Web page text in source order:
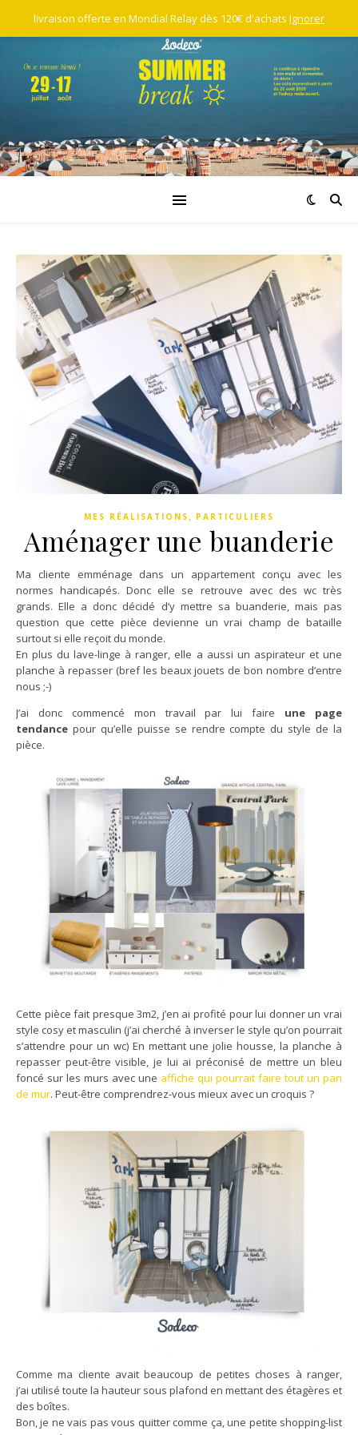
MES RÉALISATIONS , PARTICULIERS
Aménager une buanderie
Ma cliente emménage dans un appartement conçu avec les
normes handicapés. Donc elle se retrouve avec des wc très
grands. Elle a donc décidé d’y mettre sa buanderie, mais pas
question que cette pièce devienne un vrai champ de bataille
surtout si elle reçoit du monde.
En plus du lave-linge à ranger, elle a aussi un aspirateur et une
planche à repasser (bref les beaux jouets de bon nombre d’entre
nous ;-)
J’ai donc commencé mon travail par lui faire une page
tendance pour qu’elle puisse se rendre compte du style de la
pièce.
Cette pièce fait presque 3m2, j’en ai profité pour lui donner un vrai
style cosy et masculin (j’ai cherché à inverser le style qu’on pourrait
s’attendre pour un wc) En mettant une jolie housse, la planche à
repasser peut-être visible, je lui ai préconisé de mettre un bleu
foncé sur les murs avec une affiche qui pourrait faire tout un pan
de mur. Peut-être comprendrez-vous mieux avec un croquis ?
Comme ma cliente avait beaucoup de petites choses à ranger,
j’ai utilisé toute la hauteur sous plafond en mettant des étagères et
des boîtes.
Bon, je ne vais pas vous quitter comme ça, une petite shopping-list
livraison offerte en Mondial Relay dès 120€ d'achats Ignorer